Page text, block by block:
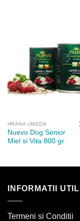
HRANA UMEDA
Nuevo Dog Senior
Miel si Vita 800 gr
INFORMATII
Termeni si Conditii